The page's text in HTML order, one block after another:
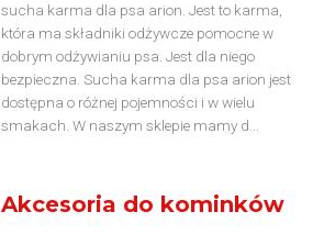
sucha karma dla psa arion. Jest to karma,
która ma składniki odżywcze pomocne w
dobrym odżywianiu psa. Jest dla niego
bezpieczna. Sucha karma dla psa arion jest
dostępna o różnej pojemności i w wielu
smakach. W naszym sklepie mamy d...
Akcesoria do kominków